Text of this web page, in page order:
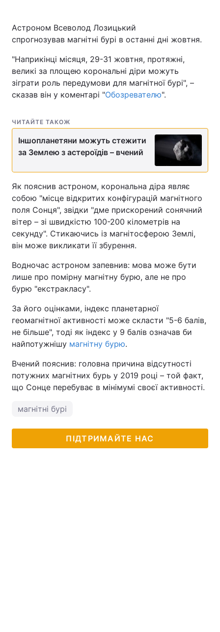
Астроном Всеволод Лозицький
спрогнозував магнітні бурі в останні дні жовтня.
"Наприкінці місяця, 29-31 жовтня, протяжні,
великі за площею корональні діри можуть
зіграти роль передумови для магнітної бурі", –
сказав він у коментарі "Обозревателю".
ЧИТАЙТЕ ТАКОЖ
Іншопланетяни можуть стежити
за Землею з астероїдів – вчений
Як пояснив астроном, корональна діра являє
собою "місце відкритих конфігурацій магнітного
поля Сонця", звідки "дме прискорений сонячний
вітер – зі швидкістю 100-200 кілометрів на
секунду". Стикаючись із магнітосферою Землі,
він може викликати її збурення.
Водночас астроном запевнив: мова може бути
лише про помірну магнітну бурю, але не про
бурю "екстракласу".
За його оцінками, індекс планетарної
геомагнітної активності може скласти "5-6 балів,
не більше", тоді як індекс у 9 балів означав би
найпотужнішу магнітну бурю.
Вчений пояснив: головна причина відсутності
потужних магнітних бурь у 2019 році – той факт,
що Сонце перебуває в мінімумі своєї активності.
магнітні бурі
ПІДТРИМАЙТЕ НАС